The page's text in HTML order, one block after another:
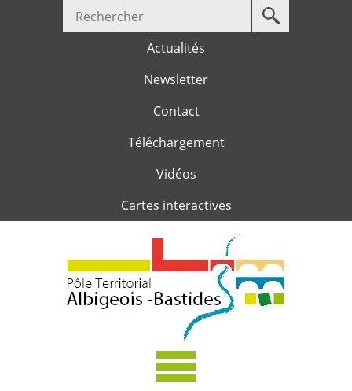
Jump to navigation
Votre
recherche
Actualités
Newsletter
Contact
Téléchargement
Vidéos
Cartes interactives